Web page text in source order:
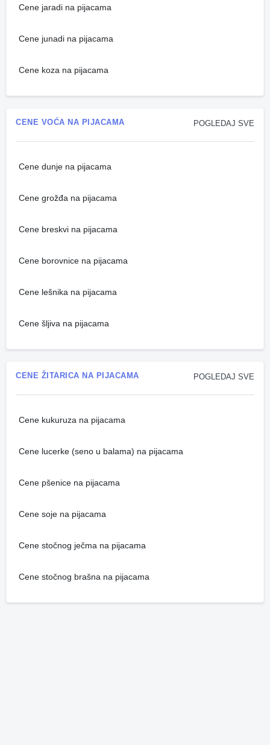
Cene jaradi na pijacama
Cene junadi na pijacama
Cene koza na pijacama
POGLEDAJ SVE
CENE VOĆA NA PIJACAMA
Cene dunje na pijacama
Cene grožđa na pijacama
Cene breskvi na pijacama
Cene borovnice na pijacama
Cene lešnika na pijacama
Cene šljiva na pijacama
POGLEDAJ SVE
CENE ŽITARICA NA PIJACAMA
Cene kukuruza na pijacama
Cene lucerke (seno u balama) na pijacama
Cene pšenice na pijacama
Cene soje na pijacama
Cene stočnog ječma na pijacama
Cene stočnog brašna na pijacama